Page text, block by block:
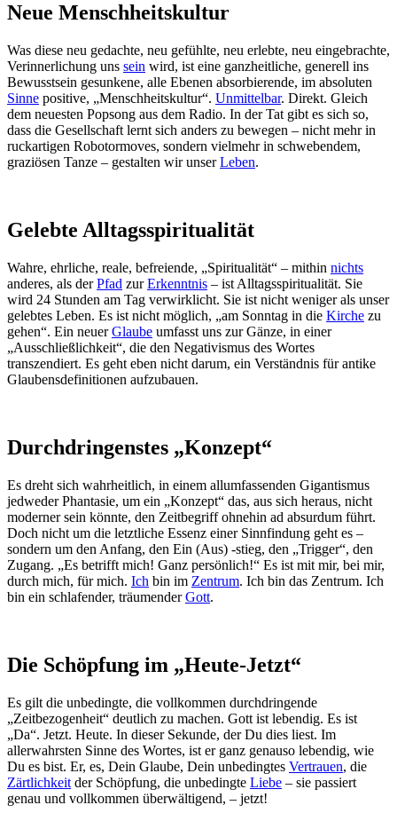
Neue Menschheitskultur
Was diese neu gedachte, neu gefühlte, neu erlebte, neu eingebrachte,
Verinnerlichung uns sein wird, ist eine ganzheitliche, generell ins
Bewusstsein gesunkene, alle Ebenen absorbierende, im absoluten
Sinne positive, „Menschheitskultur“. Unmittelbar. Direkt. Gleich
dem neuesten Popsong aus dem Radio. In der Tat gibt es sich so,
dass die Gesellschaft lernt sich anders zu bewegen – nicht mehr in
ruckartigen Robotormoves, sondern vielmehr in schwebendem,
graziösen Tanze – gestalten wir unserLeben.
Gelebte Alltagsspiritualität
Wahre, ehrliche, reale, befreiende, „Spiritualität“ – mithin nichts
anderes, als derPfad zurErkenntnis – ist Alltagsspiritualität. Sie
wird 24 Stunden am Tag verwirklicht. Sie ist nicht weniger als unser
gelebtes Leben. Es ist nicht möglich, „am Sonntag in die Kirche zu
gehen“. Ein neuerGlaube umfasst uns zur Gänze, in einer
„Ausschließlichkeit“, die den Negativismus des Wortes
transzendiert. Es geht eben nicht darum, ein Verständnis für antike
Glaubensdefinitionen aufzubauen.
Durchdringenstes „Konzept“
Es dreht sich wahrheitlich, in einem allumfassenden Gigantismus
jedweder Phantasie, um ein „Konzept“ das, aus sich heraus, nicht
moderner sein könnte, den Zeitbegriff ohnehin ad absurdum führt.
Doch nicht um die letztliche Essenz einer Sinnfindung geht es –
sondern um den Anfang, den Ein (Aus) -stieg, den „Trigger“, den
Zugang. „Es betrifft mich! Ganz persönlich!“ Es ist mit mir, bei mir,
durch mich, für mich. Ich bin im Zentrum. Ich bin das Zentrum. Ich
bin ein schlafender, träumenderGott.
Die Schöpfung im „Heute-Jetzt“
Es gilt die unbedingte, die vollkommen durchdringende
„Zeitbezogenheit“ deutlich zu machen. Gott ist lebendig. Es ist
„Da“. Jetzt. Heute. In dieser Sekunde, der Du dies liest. Im
allerwahrsten Sinne des Wortes, ist er ganz genauso lebendig, wie
Du es bist. Er, es, Dein Glaube, Dein unbedingtes Vertrauen, die
Zärtlichkeit der Schöpfung, die unbedingte Liebe – sie passiert
genau und vollkommen überwältigend, – jetzt!